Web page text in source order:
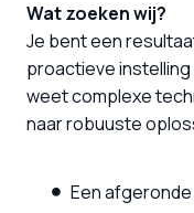
Wat zoeken wij?
Je bent een
proactieve
weet complexe
naar robuuste
Een